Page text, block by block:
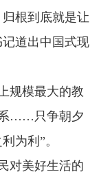
根到底就是让
道出中国式现
规模最大的教
系……只争朝夕
为利”。
对美好生活的